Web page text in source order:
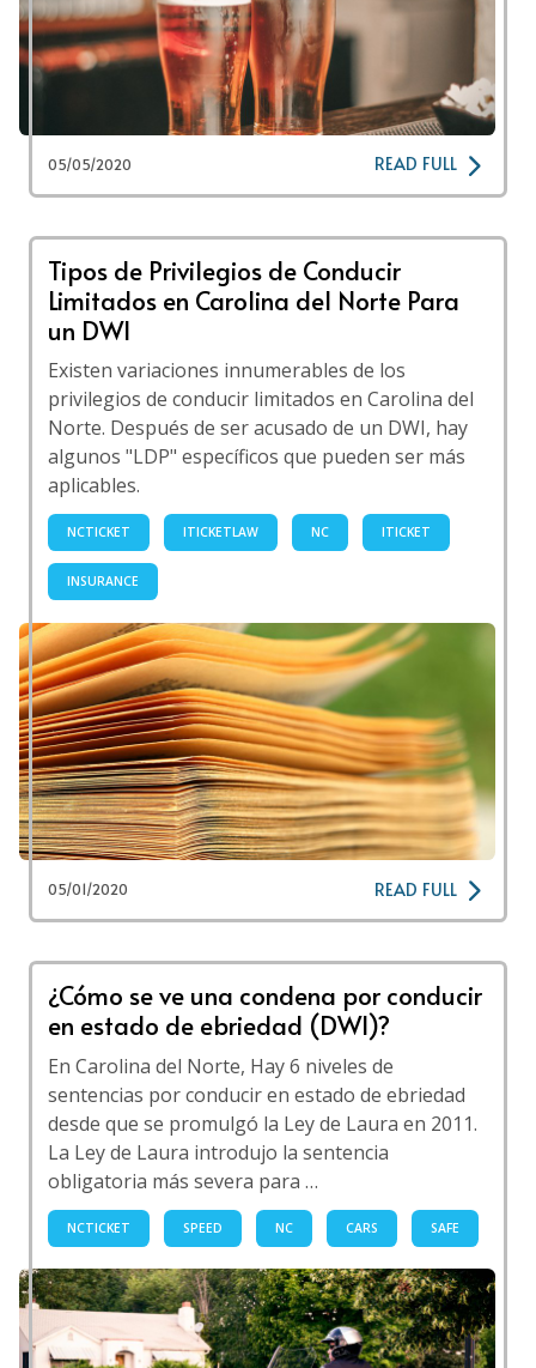
05/05/2020 READ FULL
Tipos de Privilegios de Conducir
Limitados en Carolina del Norte Para
un DWI
Existen variaciones innumerables de los
privilegios de conducir limitados en Carolina del
Norte. Después de ser acusado de un DWI, hay
algunos "LDP" específicos que pueden ser más
aplicables.
NCTICKET ITICKETLAW NC ITICKET
INSURANCE
05/01/2020 READ FULL
¿Cómo se ve una condena por conducir
en estado de ebriedad (DWI)?
En Carolina del Norte, Hay 6 niveles de
sentencias por conducir en estado de ebriedad
desde que se promulgó la Ley de Laura en 2011.
La Ley de Laura introdujo la sentencia
obligatoria más severa para …
NCTICKET SPEED NC CARS SAFE